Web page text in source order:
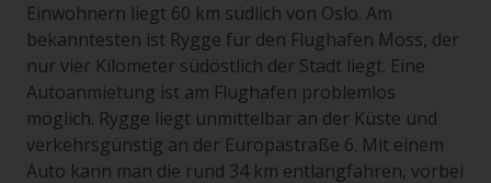
Einwohnern liegt 60 km südlich von Oslo. Am
bekanntesten ist Rygge für den Flughafen Moss, der
nur vier Kilometer südöstlich der Stadt liegt. Eine
Autoanmietung ist am Flughafen problemlos
möglich. Rygge liegt unmittelbar an der Küste und
verkehrsgünstig an der Europastraße 6. Mit einem
Auto kann man die rund 34 km entlangfahren, vorbei